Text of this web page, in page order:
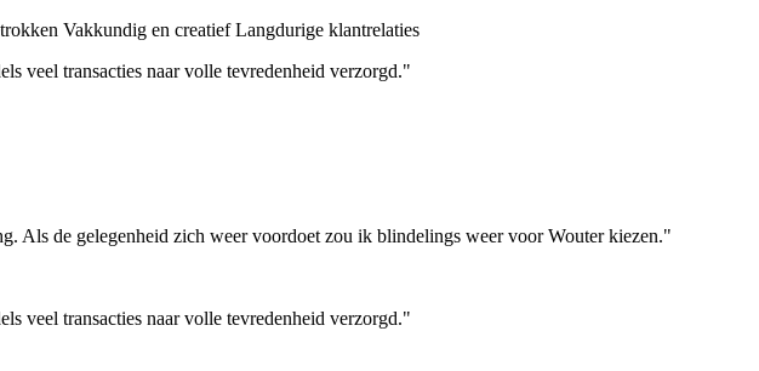
Vakkundig en creatiefLangdurige klantrelaties
veel transacties naar volle tevredenheid verzorgd."
Als de gelegenheid zich weer voordoet zou ik blindelings weer voor Wouter kiezen."
veel transacties naar volle tevredenheid verzorgd."